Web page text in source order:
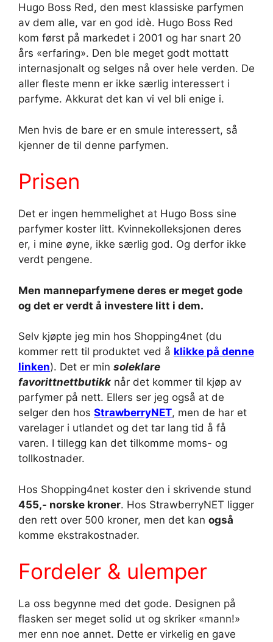
Hugo Boss Red, den mest klassiske parfymen
av dem alle, var en god idè. Hugo Boss Red
kom først på markedet i 2001 og har snart 20
års «erfaring». Den ble meget godt mottatt
internasjonalt og selges nå over hele verden. De
aller fleste menn er ikke særlig interessert i
parfyme. Akkurat det kan vi vel bli enige i.
Men hvis de bare er en smule interessert, så
kjenner de til denne parfymen.
Prisen
Det er ingen hemmelighet at Hugo Boss sine
parfymer koster litt. Kvinnekolleksjonen deres
er, i mine øyne, ikke særlig god. Og derfor ikke
verdt pengene.
Men manneparfymene deres er meget gode
og det er verdt å investere litt i dem.
Selv kjøpte jeg min hos Shopping4net (du
kommer rett til produktet ved å klikke på denne
linken). Det er min soleklare
favorittnettbutikk når det kommer til kjøp av
parfymer på nett. Ellers ser jeg også at de
selger den hos StrawberryNET, men de har et
varelager i utlandet og det tar lang tid å få
varen. I tillegg kan det tilkomme moms- og
tollkostnader.
Hos Shopping4net koster den i skrivende stund
455,- norske kroner. Hos StrawberryNET ligger
den rett over 500 kroner, men det kan også
komme ekstrakostnader.
Fordeler & ulemper
La oss begynne med det gode. Designen på
flasken ser meget solid ut og skriker «mann!»
mer enn noe annet. Dette er virkelig en gave